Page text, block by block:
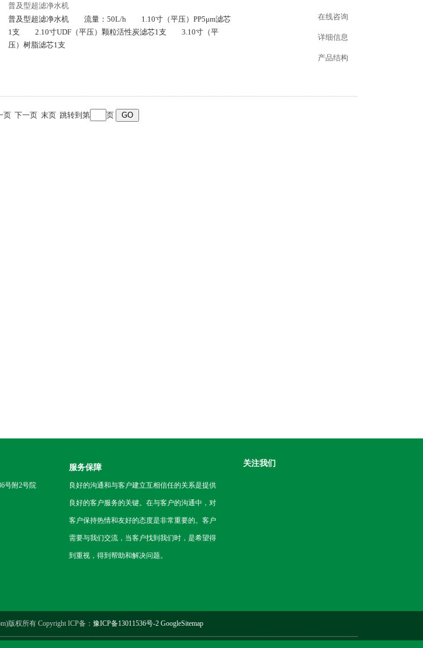
普及型超滤净水机
普及型超滤净水机 流量：50L/h 1.10寸（平压）PP5μm滤芯
1支 2.10寸UDF（平压）颗粒活性炭滤芯1支 3.10寸（平
压）树脂滤芯1支
在线咨询
详细信息
产品结构
页 下一页 末页 跳转到第 页
号附2号院
服务保障
良好的沟通和与客户建立互相信任的关系是提供
良好的客户服务的关键。在与客户的沟通中，对
客户保持热情和友好的态度是非常重要的。客户
需要与我们交流，当客户找到我们时，是希望得
到重视，得到帮助和解决问题。
关注我们
版权所有 Copyright ICP备： 豫ICP备13011536号-2 GoogleSitemap